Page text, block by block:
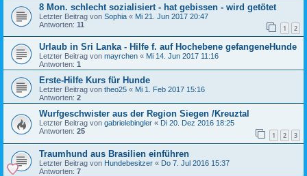
8 Mon. schlecht sozialisiert - hat gebissen - wird getötet
Letzter Beitrag von Sophia « Mi 21. Jun 2017 20:47
Antworten: 11 1 2
Urlaub in Sri Lanka - Hilfe f. auf Hochebene gefangeneHunde
Letzter Beitrag von mayrchen « Mi 14. Jun 2017 11:16
Antworten: 1
Erste-Hilfe Kurs für Hunde
Letzter Beitrag von theo25 « Mi 1. Feb 2017 15:16
Antworten: 2
Wurfgeschwister aus der Region Siegen /Kreuztal
Letzter Beitrag von gabrielebingler « Di 20. Dez 2016 18:25
Antworten: 25 1 2 3
Traumhund aus Brasilien einführen
Letzter Beitrag von Hundebesitzer « Do 7. Jul 2016 15:37
Antworten: 7